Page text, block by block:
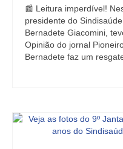
📰 Leitura imperdível!
presidente do
Bernadete Giacomini,
Opinião do jornal
Bernadete faz um